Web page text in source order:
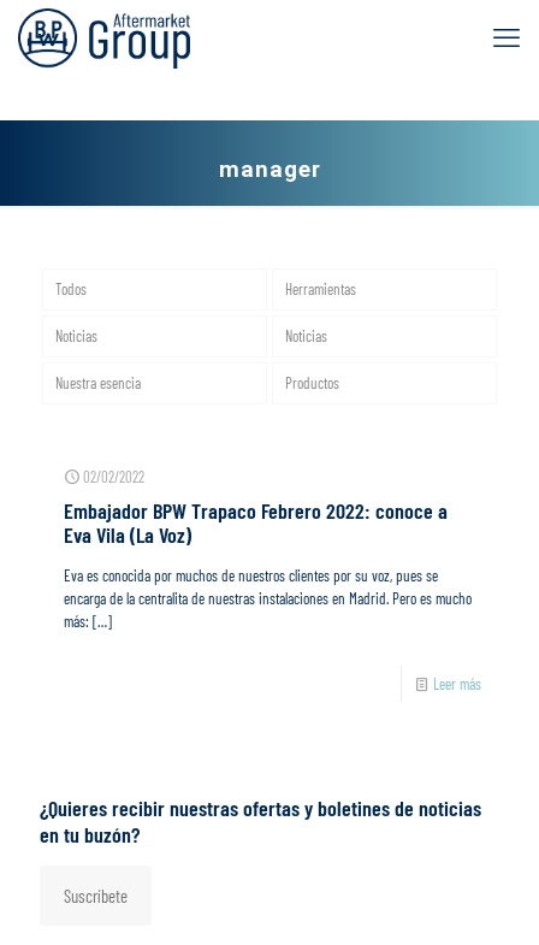
manager
Todos Herramientas
Noticias Noticias
Nuestra esencia Productos
02/02/2022
Embajador BPW Trapaco Febrero 2022: conoce a
Eva Vila (La Voz)
Eva es conocida por muchos de nuestros clientes por su voz, pues se
encarga de la centralita de nuestras instalaciones en Madrid. Pero es mucho
más: […]
Leer más
¿Quieres recibir nuestras ofertas y boletines de noticias
en tu buzón?
Suscríbete